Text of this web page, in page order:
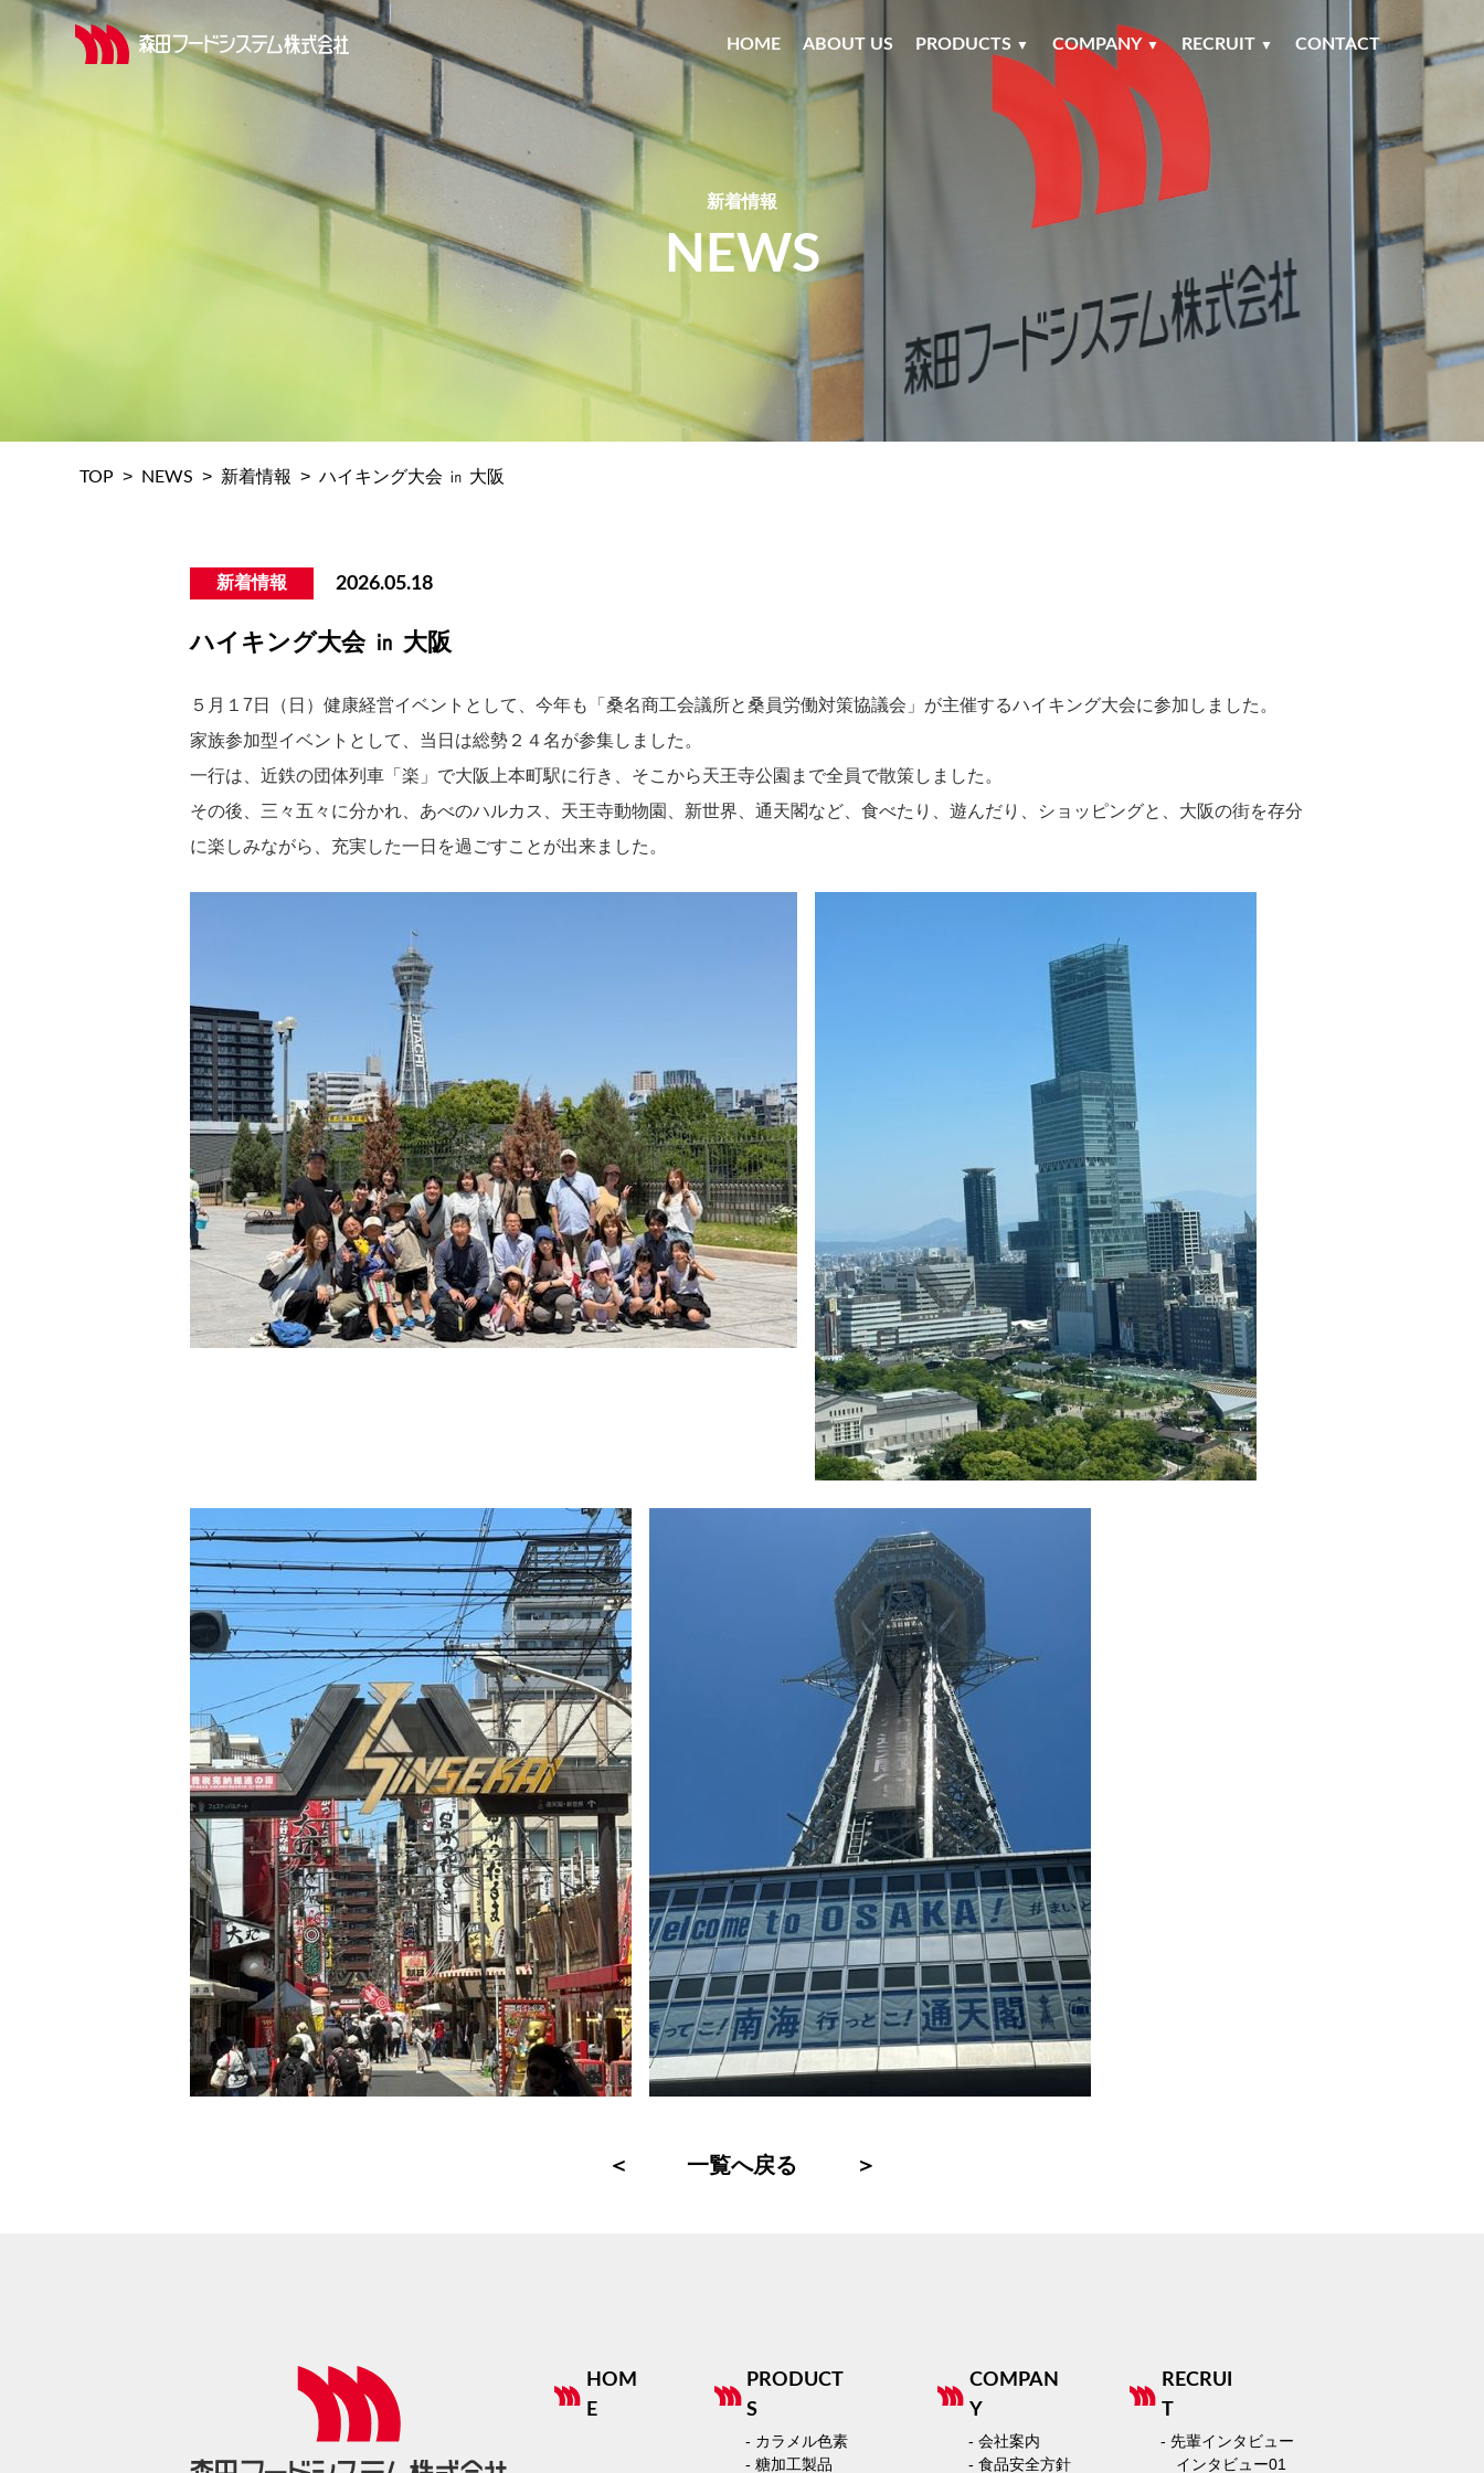
HOME ABOUT US PRODUCTS ▼ COMPANY ▼ RECRUIT ▼ CONTACT
新着情報
NEWS
TOP > NEWS > 新着情報 > ハイキング大会 ㏌ 大阪
新着情報 2026.05.18
ハイキング大会 ㏌ 大阪
５月１7 日（日） 健康経営イベントとして、今年も「桑名商工会議所と桑員労働対策協議会」が主催するハイキング大会に参加しました。
家族参加型イベントとして、当日は総勢２４名が参集しました。
一行は、近鉄の団体列車「楽」で大阪上本町駅に行き、そこから天王寺公園まで全員で散策しました。
その後、三々五々に分かれ、あべのハルカス、天王寺動物園、新世界、通天閣など、食べたり、遊んだり、ショッピングと、大阪の街を存分
に楽しみながら、 充実した一日を過ごすことが出来ました 。
＜ 一覧へ戻る ＞
HOM
E
PRODUCT
S
- カラメル色素
- 糖加工製品
COMPAN
Y
- 会社案内
- 食品安全方針
RECRUI
T
- 先輩インタビュー
インタビュー01